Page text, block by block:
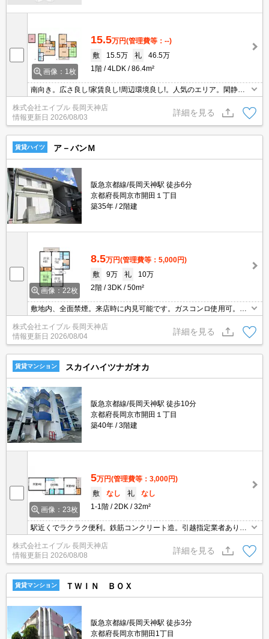
画像：1枚
15.5万円(管理費等：--)
敷
15.5万 礼
46.5万
1階
4LDK 86.4m²
南向き。広さ良し!家賃良し!周辺環境良し!。人気のエリア。閑静な
でラクラク便利。駐車場1台分無料。サポートシステム加入要1,200
円/月。
株式会社エイブル 長岡天神店
情報更新日 2026/08/03
詳細を見る
賃貸ハイツ ア－バンＭ
阪急京都線/長岡天神駅 徒歩6分
京都府長岡京市開田１丁目
築35年
2階建
画像：22枚
8.5万円(管理費等：5,000円)
敷
9万 礼
10万
2階
3DK 50m²
敷地内、全面禁煙。来店時に内見可能です。ガスコンロ使用可。お
東向きバルコニー。
株式会社エイブル 長岡天神店
情報更新日 2026/08/04
詳細を見る
賃貸マンション スカイハイツナガオカ
阪急京都線/長岡天神駅 徒歩10分
京都府長岡京市開田１丁目
築40年
3階建
画像：23枚
5万円(管理費等：3,000円)
敷
なし 礼
なし
1-1階
2DK 32m²
駅近くでラクラク便利。鉄筋コンクリート造。引越指定業者あり。
までにご契約の方、1ヶ月家賃フリーレント。
株式会社エイブル 長岡天神店
情報更新日 2026/08/08
詳細を見る
賃貸マンション ＴＷＩＮ ＢＯＸ
阪急京都線/長岡天神駅 徒歩3分
京都府長岡京市開田1丁目